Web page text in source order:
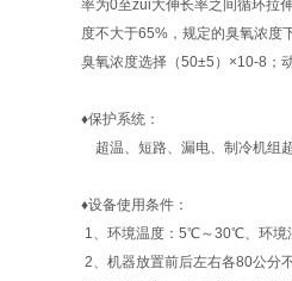
率为0至zui大伸长率之间循环拉
度不大于65%，规定的臭氧浓度
臭氧浓度选择（50±5）×10-8；
♦保护系统：
超温、短路、漏电、制冷机组
♦设备使用条件：
1、环境温度：5℃～30℃、环境
2、机器放置前后左右各80公分